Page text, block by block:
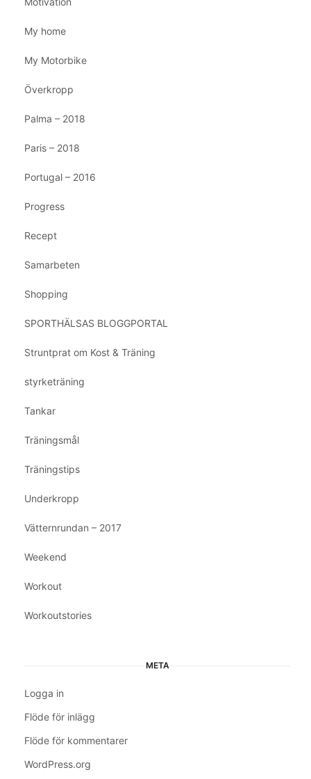
My home
My Motorbike
Överkropp
Palma – 2018
Paris – 2018
Portugal – 2016
Progress
Recept
Samarbeten
Shopping
SPORTHÄLSAS BLOGGPORTAL
Struntprat om Kost & Träning
styrketräning
Tankar
Träningsmål
Träningstips
Underkropp
Vätternrundan – 2017
Weekend
Workout
Workoutstories
META
Logga in
Flöde för inlägg
Flöde för kommentarer
WordPress.org